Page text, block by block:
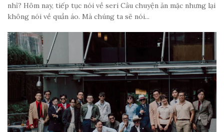
nhỉ? Hôm nay, tiếp tục nói về seri Câu chuyện ăn mặc nhưng lại
không nói về quần áo. Mà chúng ta sẽ nói...